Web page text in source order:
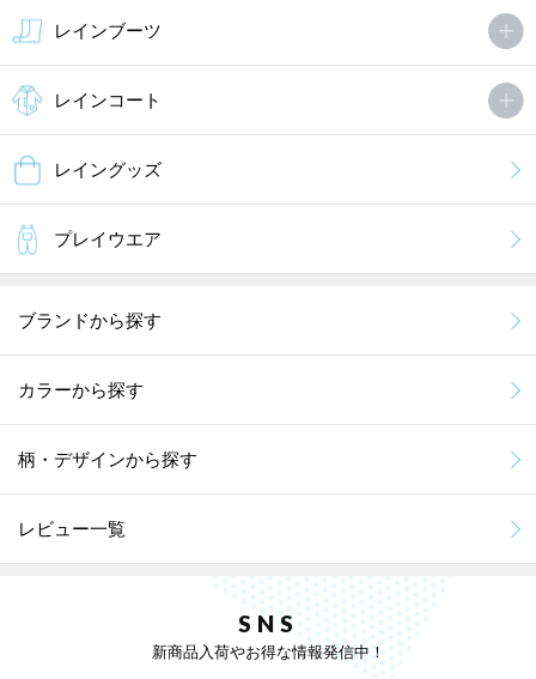
レインブーツ
レインコート
レイングッズ
プレイウエア
ブランドから探す
カラーから探す
柄・デザインから探す
レビュー一覧
SNS
新商品入荷やお得な情報発信中！